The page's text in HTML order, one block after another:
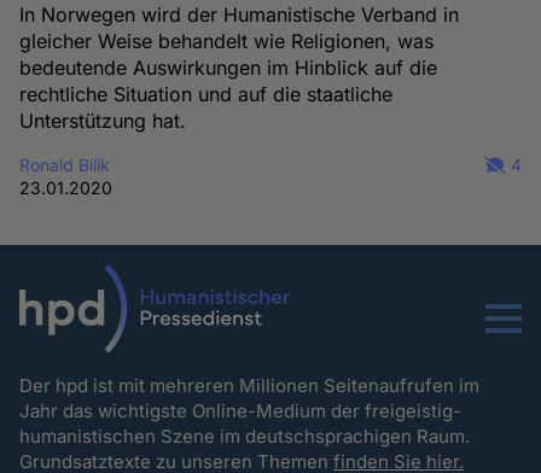
In Norwegen wird der Humanistische Verband in
gleicher Weise behandelt wie Religionen, was
bedeutende Auswirkungen im Hinblick auf die
rechtliche Situation und auf die staatliche
Unterstützung hat.
Ronald Bilik
23.01.2020
4
Menu
Der hpd ist mit mehreren Millionen Seitenaufrufen im
Jahr das wichtigste Online-Medium der freigeistig-
humanistischen Szene im deutschsprachigen Raum.
Grundsatztexte zu unseren Themenfinden Sie hier.